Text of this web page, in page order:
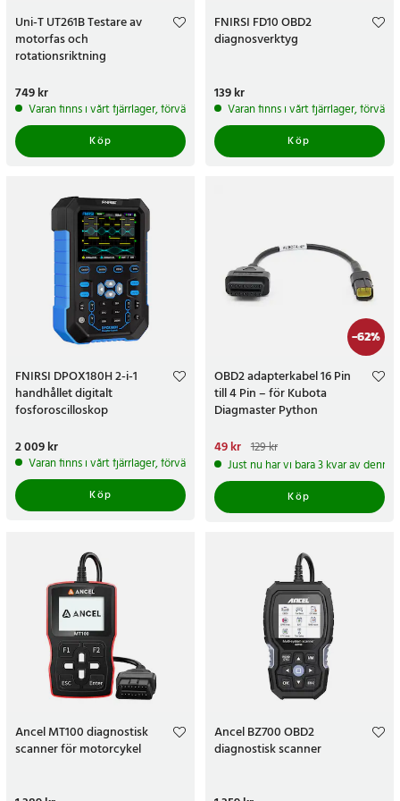
Uni-T UT261B Testare av
motorfas och
rotationsriktning
Pris:749 kr
749 kr
Varan finns i vårt fjärrlager, förväntas skickas inom 5-7 arbetsdagar
Köp
FNIRSI FD10 OBD2
diagnosverktyg
Pris:139 kr
139 kr
Varan finns i vårt fjärrlager,
Köp
FNIRSI DPOX180H 2-i-1
handhållet digitalt
fosforoscilloskop
Pris:2 009 kr
2 009 kr
Varan finns i vårt fjärrlager, förväntas skickas inom 5-7 arbetsdagar
Köp
-62%
OBD2 adapterkabel 16 Pin
till 4 Pin – för Kubota
Diagmaster Python
Nuvarande pris
pris:129 kr
49 kr 129 kr
Just nu har vi bara 3 kvar av denna
Köp
Ancel MT100 diagnostisk
scanner för motorcykel
Ancel BZ700 OBD2
diagnostisk scanner